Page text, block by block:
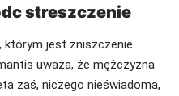
streszczenie
którym jest zniszczenie
uważa, że mężczyzna
zaś, niczego nieświadoma,